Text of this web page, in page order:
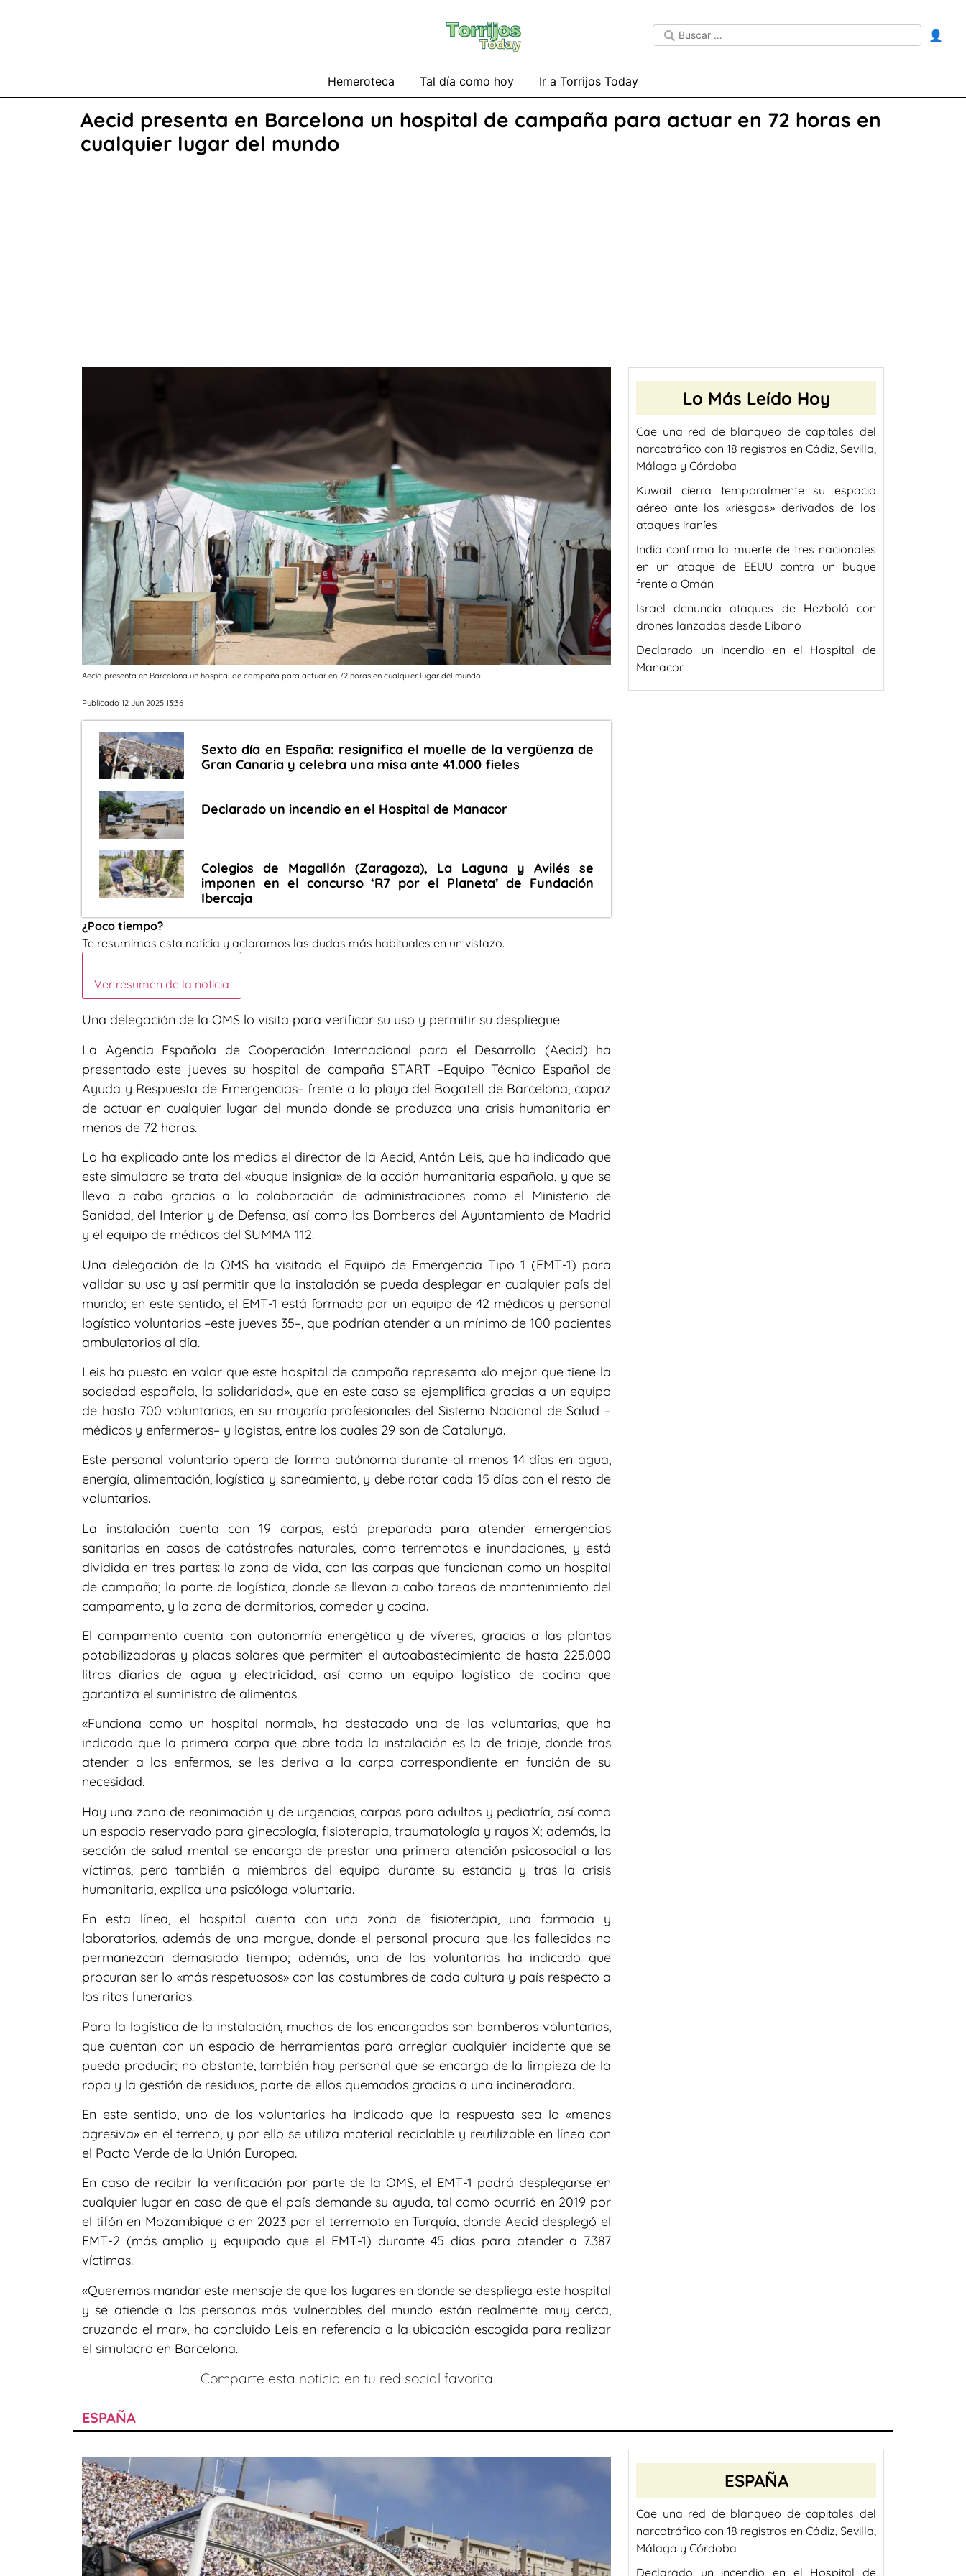
👤
Hemeroteca Tal día como hoy Ir a Torrijos Today
Aecid presenta en Barcelona un hospital de campaña para actuar en 72 horas en
cualquier lugar del mundo
Aecid presenta en Barcelona un hospital de campaña para actuar en 72 horas en cualquier lugar del mundo
Publicado 12 Jun 2025 13:36
Sexto día en España: resignifica el muelle de la vergüenza de
Gran Canaria y celebra una misa ante 41.000 fieles
Declarado un incendio en el Hospital de Manacor
Colegios de Magallón (Zaragoza), La Laguna y Avilés se
imponen en el concurso ‘R7 por el Planeta’ de Fundación
Ibercaja
¿Poco tiempo?
Te resumimos esta noticia y aclaramos las dudas más habituales en un vistazo.
Ver resumen de la noticia
Una delegación de la OMS lo visita para verificar su uso y permitir su despliegue
La Agencia Española de Cooperación Internacional para el Desarrollo (Aecid) ha
presentado este jueves su hospital de campaña START –Equipo Técnico Español de
Ayuda y Respuesta de Emergencias– frente a la playa del Bogatell de Barcelona, capaz
de actuar en cualquier lugar del mundo donde se produzca una crisis humanitaria en
menos de 72 horas.
Lo ha explicado ante los medios el director de la Aecid, Antón Leis, que ha indicado que
este simulacro se trata del «buque insignia» de la acción humanitaria española, y que se
lleva a cabo gracias a la colaboración de administraciones como el Ministerio de
Sanidad, del Interior y de Defensa, así como los Bomberos del Ayuntamiento de Madrid
y el equipo de médicos del SUMMA 112.
Una delegación de la OMS ha visitado el Equipo de Emergencia Tipo 1 (EMT-1) para
validar su uso y así permitir que la instalación se pueda desplegar en cualquier país del
mundo; en este sentido, el EMT-1 está formado por un equipo de 42 médicos y personal
logístico voluntarios –este jueves 35–, que podrían atender a un mínimo de 100 pacientes
ambulatorios al día.
Leis ha puesto en valor que este hospital de campaña representa «lo mejor que tiene la
sociedad española, la solidaridad», que en este caso se ejemplifica gracias a un equipo
de hasta 700 voluntarios, en su mayoría profesionales del Sistema Nacional de Salud –
médicos y enfermeros– y logistas, entre los cuales 29 son de Catalunya.
Este personal voluntario opera de forma autónoma durante al menos 14 días en agua,
energía, alimentación, logística y saneamiento, y debe rotar cada 15 días con el resto de
voluntarios.
La instalación cuenta con 19 carpas, está preparada para atender emergencias
sanitarias en casos de catástrofes naturales, como terremotos e inundaciones, y está
dividida en tres partes: la zona de vida, con las carpas que funcionan como un hospital
de campaña; la parte de logística, donde se llevan a cabo tareas de mantenimiento del
campamento, y la zona de dormitorios, comedor y cocina.
El campamento cuenta con autonomía energética y de víveres, gracias a las plantas
potabilizadoras y placas solares que permiten el autoabastecimiento de hasta 225.000
litros diarios de agua y electricidad, así como un equipo logístico de cocina que
garantiza el suministro de alimentos.
«Funciona como un hospital normal», ha destacado una de las voluntarias, que ha
indicado que la primera carpa que abre toda la instalación es la de triaje, donde tras
atender a los enfermos, se les deriva a la carpa correspondiente en función de su
necesidad.
Hay una zona de reanimación y de urgencias, carpas para adultos y pediatría, así como
un espacio reservado para ginecología, fisioterapia, traumatología y rayos X; además, la
sección de salud mental se encarga de prestar una primera atención psicosocial a las
víctimas, pero también a miembros del equipo durante su estancia y tras la crisis
humanitaria, explica una psicóloga voluntaria.
En esta línea, el hospital cuenta con una zona de fisioterapia, una farmacia y
laboratorios, además de una morgue, donde el personal procura que los fallecidos no
permanezcan demasiado tiempo; además, una de las voluntarias ha indicado que
procuran ser lo «más respetuosos» con las costumbres de cada cultura y país respecto a
los ritos funerarios.
Para la logística de la instalación, muchos de los encargados son bomberos voluntarios,
que cuentan con un espacio de herramientas para arreglar cualquier incidente que se
pueda producir; no obstante, también hay personal que se encarga de la limpieza de la
ropa y la gestión de residuos, parte de ellos quemados gracias a una incineradora.
En este sentido, uno de los voluntarios ha indicado que la respuesta sea lo «menos
agresiva» en el terreno, y por ello se utiliza material reciclable y reutilizable en línea con
el Pacto Verde de la Unión Europea.
En caso de recibir la verificación por parte de la OMS, el EMT-1 podrá desplegarse en
cualquier lugar en caso de que el país demande su ayuda, tal como ocurrió en 2019 por
el tifón en Mozambique o en 2023 por el terremoto en Turquía, donde Aecid desplegó el
EMT-2 (más amplio y equipado que el EMT-1) durante 45 días para atender a 7.387
víctimas.
«Queremos mandar este mensaje de que los lugares en donde se despliega este hospital
y se atiende a las personas más vulnerables del mundo están realmente muy cerca,
cruzando el mar», ha concluido Leis en referencia a la ubicación escogida para realizar
el simulacro en Barcelona.
Comparte esta noticia en tu red social favorita
Lo Más Leído Hoy
Cae una red de blanqueo de capitales del
narcotráfico con 18 registros en Cádiz, Sevilla,
Málaga y Córdoba
Kuwait cierra temporalmente su espacio
aéreo ante los «riesgos» derivados de los
ataques iraníes
India confirma la muerte de tres nacionales
en un ataque de EEUU contra un buque
frente a Omán
Israel denuncia ataques de Hezbolá con
drones lanzados desde Líbano
Declarado un incendio en el Hospital de
Manacor
ESPAÑA
ESPAÑA
Cae una red de blanqueo de capitales del
narcotráfico con 18 registros en Cádiz, Sevilla,
Málaga y Córdoba
Declarado un incendio en el Hospital de